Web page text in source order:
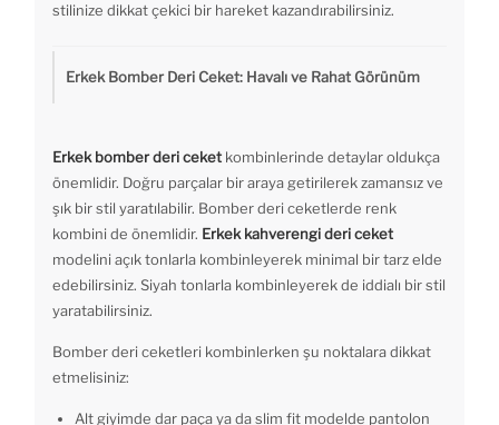
stilinize dikkat çekici bir hareket kazandırabilirsiniz.
Erkek Bomber Deri Ceket: Havalı ve Rahat Görünüm
Erkek bomber deri ceket kombinlerinde detaylar oldukça
önemlidir. Doğru parçalar bir araya getirilerek zamansız ve
şık bir stil yaratılabilir. Bomber deri ceketlerde renk
kombini de önemlidir. Erkek kahverengi deri ceket
modelini açık tonlarla kombinleyerek minimal bir tarz elde
edebilirsiniz. Siyah tonlarla kombinleyerek de iddialı bir stil
yaratabilirsiniz.
Bomber deri ceketleri kombinlerken şu noktalara dikkat
etmelisiniz:
Alt giyimde dar paça ya da slim fit modelde pantolon